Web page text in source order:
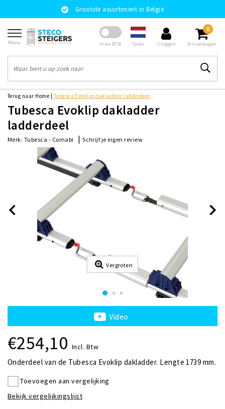
Grootste assortiment in België
Menu In/ex BTW Talen Inloggen
0
Winkelwagen
Terug naar Home |Tubesca Evoklip dakladder ladderdeel
Tubesca Evoklip dakladder
ladderdeel
Merk: Tubesca - Comabi |Schrijf je eigen review
Vergroten
Video
€254,10 Incl. Btw
Onderdeel van de Tubesca Evoklip dakladder. Lengte 1739 mm.
Toevoegen aan vergelijking
Bekijk vergelijkingslijst